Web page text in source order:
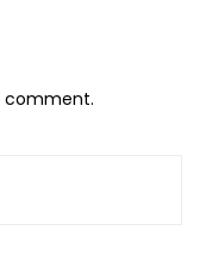
comment.